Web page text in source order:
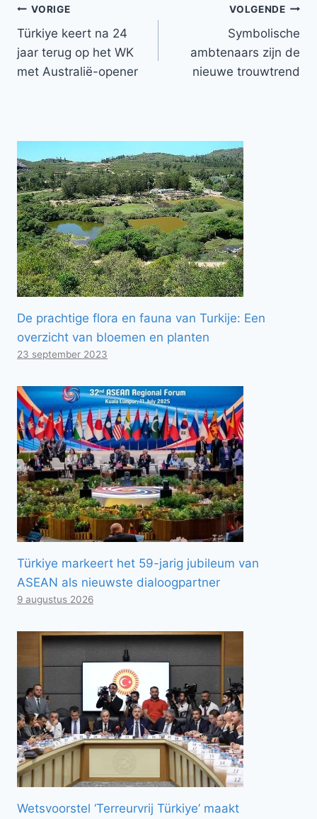
Bericht
navigatie
VORIGE
Türkiye keert na 24
jaar terug op het WK
met Australië-opener
VOLGENDE
Symbolische
ambtenaars zijn de
nieuwe trouwtrend
De prachtige flora en fauna van Turkije: Een
overzicht van bloemen en planten
23 september 2023
Türkiye markeert het 59-jarig jubileum van
ASEAN als nieuwste dialoogpartner
9 augustus 2026
Wetsvoorstel ‘Terreurvrij Türkiye’ maakt